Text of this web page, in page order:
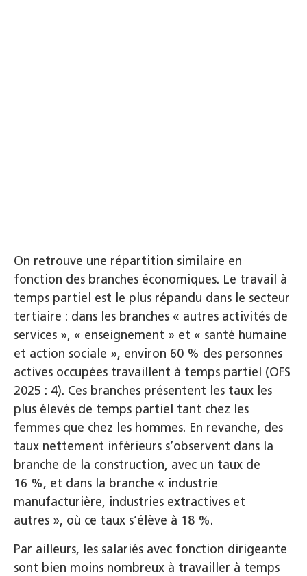
On retrouve une répartition similaire en
fonction des branches économiques. Le travail à
temps partiel est le plus répandu dans le secteur
tertiaire : dans les branches « autres activités de
services », « enseignement » et « santé humaine
et action sociale », environ 60 % des personnes
actives occupées travaillent à temps partiel (OFS
2025 : 4). Ces branches présentent les taux les
plus élevés de temps partiel tant chez les
femmes que chez les hommes. En revanche, des
taux nettement inférieurs s’observent dans la
branche de la construction, avec un taux de
16 %, et dans la branche « industrie
manufacturière, industries extractives et
autres », où ce taux s’élève à 18 %.
Par ailleurs, les salariés avec fonction dirigeante
sont bien moins nombreux à travailler à temps